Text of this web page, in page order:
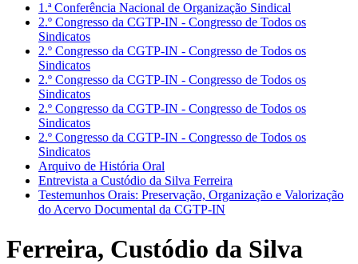
1.ª Conferência Nacional de Organização Sindical
2.º Congresso da CGTP-IN - Congresso de Todos os
Sindicatos
2.º Congresso da CGTP-IN - Congresso de Todos os
Sindicatos
2.º Congresso da CGTP-IN - Congresso de Todos os
Sindicatos
2.º Congresso da CGTP-IN - Congresso de Todos os
Sindicatos
2.º Congresso da CGTP-IN - Congresso de Todos os
Sindicatos
Arquivo de História Oral
Entrevista a Custódio da Silva Ferreira
Testemunhos Orais: Preservação, Organização e Valorização
do Acervo Documental da CGTP-IN
Ferreira, Custódio da Silva